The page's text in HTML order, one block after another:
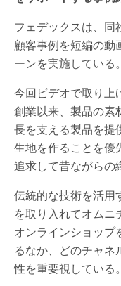
フェデックスは、同
顧客事例を短編の動
ーンを実施している。
今回ビデオで取り上
創業以来、製品の素
長を支える製品を提
生地を作ることを優
追求して昔ながらの
伝統的な技術を活用
を取り入れてオム
オンラインショップ
るなか、どのチャ
性を重要視している。